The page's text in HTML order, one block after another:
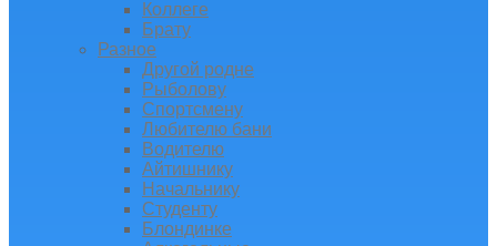
Коллеге
Брату
Разное
Другой родне
Рыболову
Спортсмену
Любителю бани
Водителю
Айтишнику
Начальнику
Студенту
Блондинке